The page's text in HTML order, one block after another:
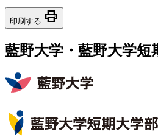
印刷する print
藍野大学・藍野大学短